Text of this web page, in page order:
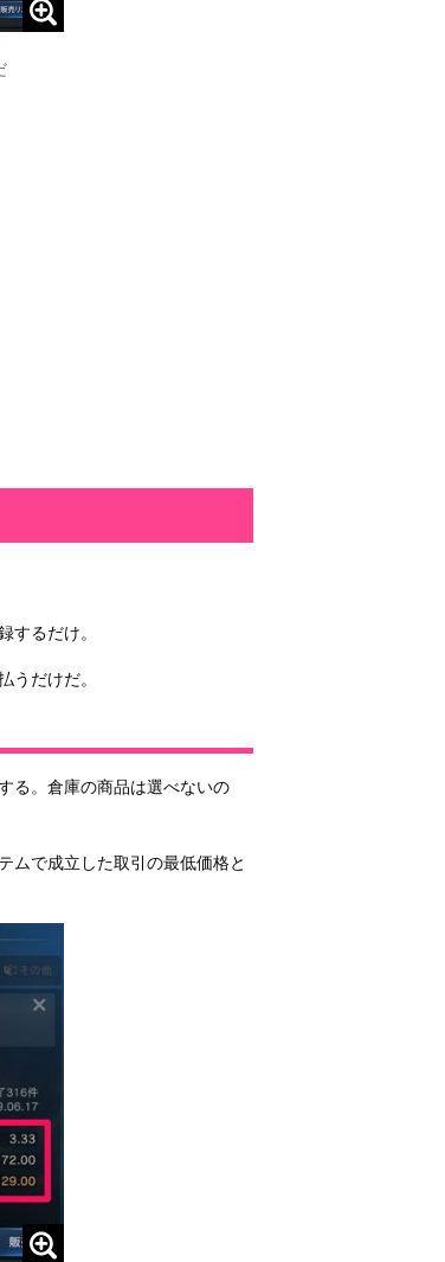
るだけ。
だけだ。
る。倉庫の商品は選べないの
ムで成立した取引の最低価格と